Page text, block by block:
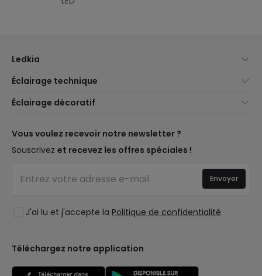
Ledkia
Service client
Méthodes d'expédition
Êtes-vous un professionnel ?
Questions fréquentes (FAQ)
Éclairage technique
Marques
Éclairage pour entreprises
Éclairage décoratif
Marques de décoration premium
Espaces de vie
Collections
LoveYouGreen
Vous voulez recevoir notre newsletter ?
Souscrivez et recevez les offres spéciales !
J'ai lu et j'accepte la Politique de confidentialité
Envoyer
Téléchargez notre application